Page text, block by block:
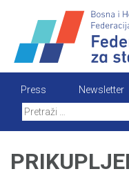
content
Press Newsletter